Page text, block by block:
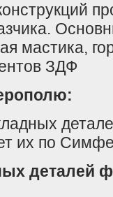
мастика,
ЗДФ
их по